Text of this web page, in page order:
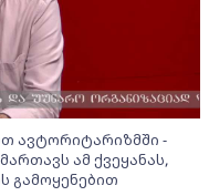
ავტორიტარიზმში -
ამ ქვეყანას,
გამოყენებით